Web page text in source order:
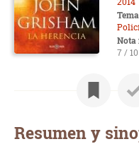
Nota
7 /
Resumen y